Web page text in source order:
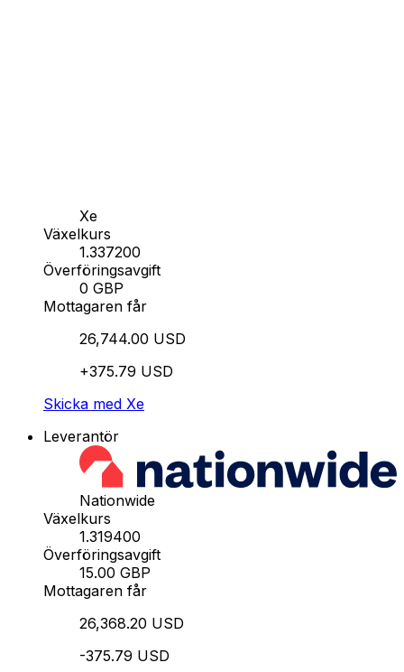
Xe
Växelkurs
1.337200
Överföringsavgift
0 GBP
Mottagaren får
26,744.00 USD
+375.79 USD
Skicka med Xe
Leverantör
Nationwide
Växelkurs
1.319400
Överföringsavgift
15.00 GBP
Mottagaren får
26,368.20 USD
-375.79 USD